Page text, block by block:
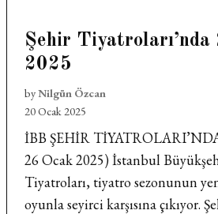
Şehir
2025
byNilgün Özcan
20 Ocak 2025
İBB ŞEHİR
26 Ocak 2025) İstanbul
Tiyatroları, tiyatro sezonunun
oyunla seyirci karşısına çıkıyor.